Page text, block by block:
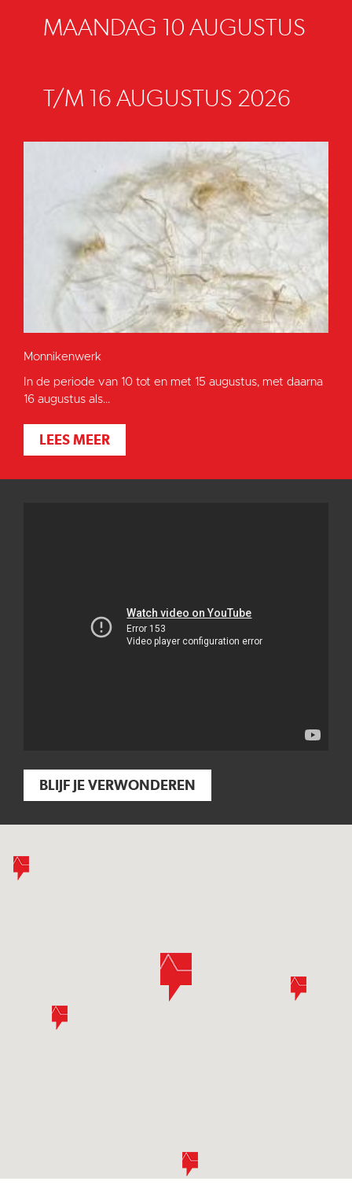
MAANDAG 10 AUGUSTUS
T/M 16 AUGUSTUS 2026
Monnikenwerk
In de periode van 10 tot en met 15 augustus, met daarna
16 augustus als...
LEES MEER
BLIJF JE VERWONDEREN